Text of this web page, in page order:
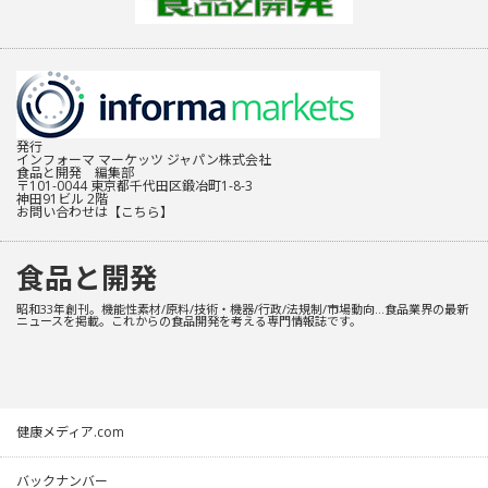
発行
インフォーマ マーケッツ ジャパン株式会社
食品と開発 編集部
〒101-0044 東京都千代田区鍛冶町1-8-3
神田91ビル 2階
お問い合わせは 【こちら】
食品と開発
昭和33年創刊。機能性素材/原料/技術・機器/行政/法規制/市場動向…食品業界の最新
ニュースを掲載。これからの食品開発を考える専門情報誌です。
健康メディア.com
バックナンバー